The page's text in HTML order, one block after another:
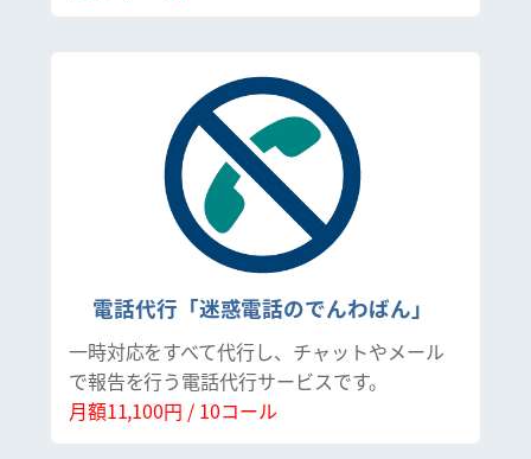
電話代行「迷惑電話のでんわばん」
一時対応をすべて代行し、チャットやメール
で報告を行う電話代行サービスです。
月額11,100円 / 10コール